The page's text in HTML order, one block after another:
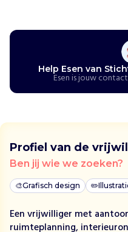
i
e
p
n
S
t
i
c
Help Esen van
Esen is jouw
Profiel van de
Ben jij wie we zoeken?
🎨Grafisch design ✏️
Een vrijwilliger met
ruimteplanning,